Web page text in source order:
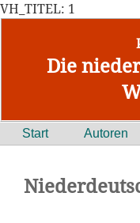
VH_TITEL: 1
Die
Start Autoren